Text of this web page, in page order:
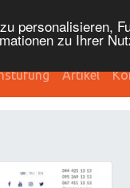
personalisieren,
zu Ihrer
Artikel